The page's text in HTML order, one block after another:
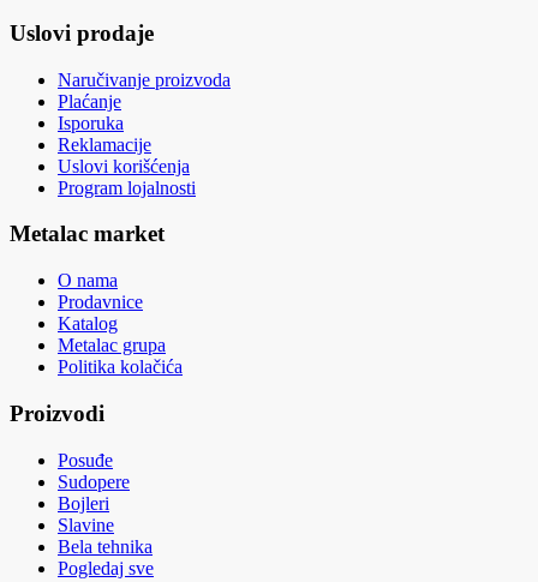
Uslovi prodaje
Naručivanje proizvoda
Plaćanje
Isporuka
Reklamacije
Uslovi korišćenja
Program lojalnosti
Metalac market
O nama
Prodavnice
Katalog
Metalac grupa
Politika kolačića
Proizvodi
Posuđe
Sudopere
Bojleri
Slavine
Bela tehnika
Pogledaj sve